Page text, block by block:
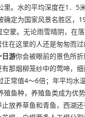
。水的平均深度在1．
定为国家风景名胜区，
蒙。无论雨雪晴阴，在
在这里的人还是匆匆而
日游你会被眼前的景色所
那烟柳笼纱中的莺啼，
正常值4～6倍；年平均
鱼种，养殖鱼类成为
放养草鱼和青鱼，西湖